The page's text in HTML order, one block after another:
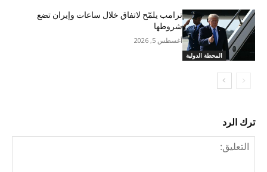
المحطة الدولية
ترامب يلمّح لاتفاق خلال ساعات وإيران تضع
شروطها
أغسطس 5, 2026
ترك الرد